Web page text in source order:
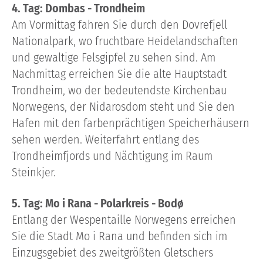
4. Tag: Dombas - Trondheim
Am Vormittag fahren Sie durch den Dovrefjell
Nationalpark, wo fruchtbare Heidelandschaften
und gewaltige Felsgipfel zu sehen sind. Am
Nachmittag erreichen Sie die alte Hauptstadt
Trondheim, wo der bedeutendste Kirchenbau
Norwegens, der Nidarosdom steht und Sie den
Hafen mit den farbenprächtigen Speicherhäusern
sehen werden. Weiterfahrt entlang des
Trondheimfjords und Nächtigung im Raum
Steinkjer.
5. Tag: Mo i Rana - Polarkreis - Bodø
Entlang der Wespentaille Norwegens erreichen
Sie die Stadt Mo i Rana und befinden sich im
Einzugsgebiet des zweitgrößten Gletschers